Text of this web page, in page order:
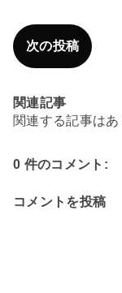
次の投稿
関連記事
関連する記事はあ
0 件のコメント:
コメントを投稿